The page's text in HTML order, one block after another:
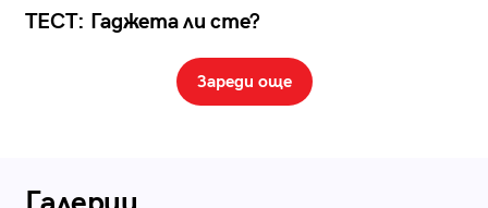
ТЕСТ: Гаджета ли сте?
Зареди още